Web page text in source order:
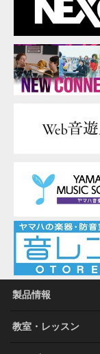
製品情報
教室・レッスン